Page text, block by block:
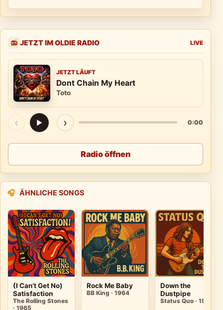
📻 JETZT IM OLDIE RADIO LIVE
JETZT LÄUFT
Dont Chain My Heart
Toto
‹ ▶ › 0:00
Radio öffnen
🎧 ÄHNLICHE SONGS
(I Can’t Get No)
Satisfaction
The Rolling Stones
· 1965
Rock Me Baby
BB King · 1964
Down the
Dustpipe
Status Quo · 1970